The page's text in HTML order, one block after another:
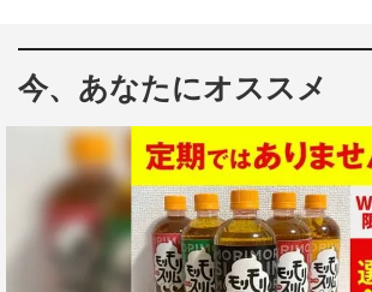
今、あなたにオススメ